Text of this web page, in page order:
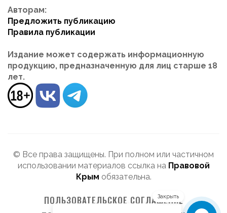
Авторам:
Предложить публикацию
Правила публикации
Издание может содержать информационную
продукцию, предназначенную для лиц старше 18
лет.
© Все права защищены. При полном или частичном
использовании материалов ссылка на Правовой
Крым обязательна.
ПОЛЬЗОВАТЕЛЬСКОЕ СОГЛАШЕНИЕ
Закрыть